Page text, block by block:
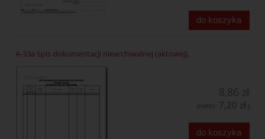
do koszyka
A-33a Spis dokumentacji niearchiwalnej (aktowej),
(netto: 7,20 zł )
do koszyka